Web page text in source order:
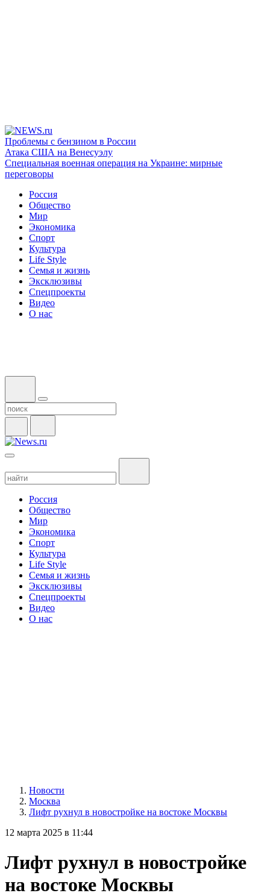
Проблемы с бензином в России
Атака США на Венесуэлу
Специальная военная операция на Украине: мирные
переговоры
Россия
Общество
Мир
Экономика
Спорт
Культура
Life Style
Семья и жизнь
Эксклюзивы
Спецпроекты
Видео
О нас
Россия
Общество
Мир
Экономика
Спорт
Культура
Life Style
Семья и жизнь
Эксклюзивы
Спецпроекты
Видео
О нас
Новости
Москва
Лифт рухнул в новостройке на востоке Москвы
12 марта 2025 в 11:44
Лифт рухнул в новостройке
на востоке Москвы